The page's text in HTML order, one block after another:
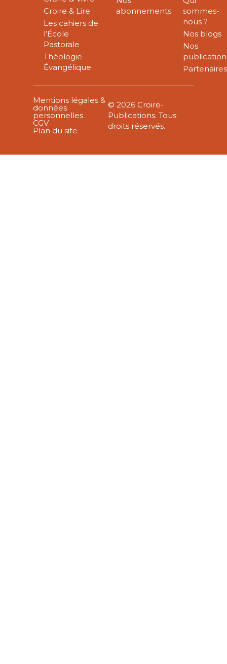
Croire & Lire
Les cahiers de
l’École
Pastorale
Théologie
Évangélique
abonnements
sommes-
nous ?
Nos blogs
Nos
Partenaires
Mentions légales &
données
personnelles
CGV
Plan du site
© 2026 Croire-
Publications. Tous
droits réservés.